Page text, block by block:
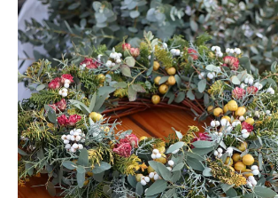
店舗案内
ブログ
お問い合わせ